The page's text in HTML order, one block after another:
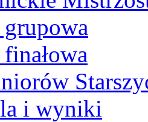
grupowa
finałowa
i wyniki